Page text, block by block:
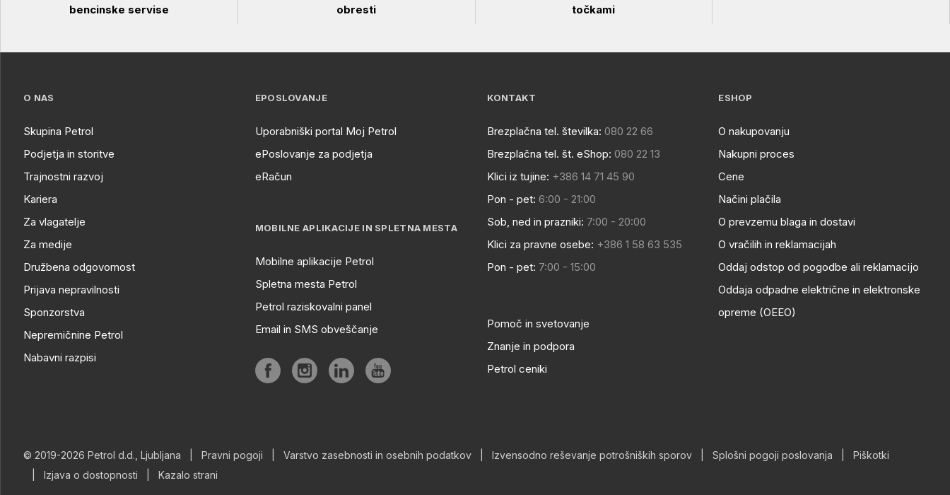
bencinske servise
obresti
točkami
O NAS
Skupina Petrol
Podjetja in storitve
Trajnostni razvoj
Kariera
Za vlagatelje
Za medije
Družbena odgovornost
Prijava nepravilnosti
Sponzorstva
Nepremičnine Petrol
Nabavni razpisi
EPOSLOVANJE
Uporabniški portal Moj Petrol
ePoslovanje za podjetja
eRačun
MOBILNE APLIKACIJE IN SPLETNA MESTA
Mobilne aplikacije Petrol
Spletna mesta Petrol
Petrol raziskovalni panel
Email in SMS obveščanje
KONTAKT
Brezplačna tel. številka: 080 22 66
Brezplačna tel. št. eShop: 080 22 13
Klici iz tujine: +386 14 71 45 90
Pon - pet: 6:00 - 21:00
Sob, ned in prazniki: 7:00 - 20:00
Klici za pravne osebe: +386 1 58 63 535
Pon - pet: 7:00 - 15:00
Pomoč in svetovanje
Znanje in podpora
Petrol ceniki
ESHOP
O nakupovanju
Nakupni proces
Cene
Načini plačila
O prevzemu blaga in dostavi
O vračilih in reklamacijah
Oddaj odstop od pogodbe ali reklamacijo
Oddaja odpadne električne in elektronske
opreme (OEEO)
© 2019-2026 Petrol d.d., Ljubljana Pravni pogoji Varstvo zasebnosti in osebnih podatkov Izvensodno reševanje potrošniških sporov Splošni pogoji poslovanja
Piškotki
Izjava o dostopnosti Kazalo strani